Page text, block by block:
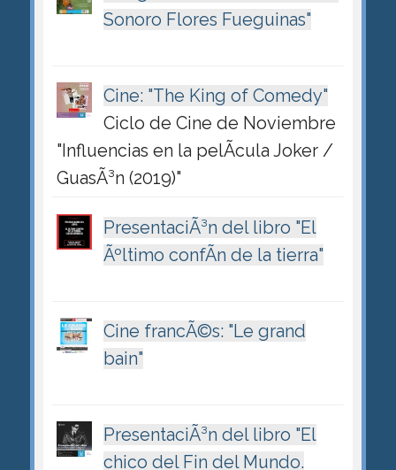
Sonoro Flores Fueguinas"
Cine: "The King of Comedy"
Ciclo de Cine de Noviembre
"Influencias en la pelÃ­cula Joker /
GuasÃ³n (2019)"
PresentaciÃ³n del libro "El
Ãºltimo confÃ­n de la tierra"
Cine francÃ©s: "Le grand
bain"
PresentaciÃ³n del libro "El
chico del Fin del Mundo.